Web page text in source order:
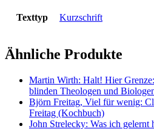
Texttyp Kurzschrift
Ähnliche Produkte
Martin Wirth: Halt! Hier
blinden Theologen und
Björn Freitag, Viel für wenig:
Freitag (Kochbuch)
John Strelecky: Was ich gelernt